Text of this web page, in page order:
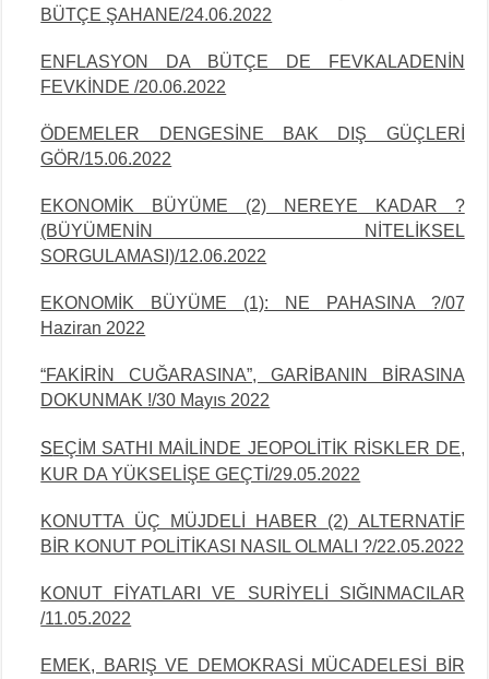
BÜTÇE ŞAHANE/24.06.2022
ENFLASYON DA BÜTÇE DE FEVKALADENİN
FEVKİNDE /20.06.2022
ÖDEMELER DENGESİNE BAK DIŞ GÜÇLERİ
GÖR/15.06.2022
EKONOMİK BÜYÜME (2) NEREYE KADAR ?
(BÜYÜMENİN NİTELİKSEL
SORGULAMASI)/12.06.2022
EKONOMİK BÜYÜME (1): NE PAHASINA ?/07
Haziran 2022
“FAKİRİN CUĞARASINA”, GARİBANIN BİRASINA
DOKUNMAK !/30 Mayıs 2022
SEÇİM SATHI MAİLİNDE JEOPOLİTİK RİSKLER DE,
KUR DA YÜKSELİŞE GEÇTİ/29.05.2022
KONUTTA ÜÇ MÜJDELİ HABER (2) ALTERNATİF
BİR KONUT POLİTİKASI NASIL OLMALI ?/22.05.2022
KONUT FİYATLARI VE SURİYELİ SIĞINMACILAR
/11.05.2022
EMEK, BARIŞ VE DEMOKRASİ MÜCADELESİ BİR